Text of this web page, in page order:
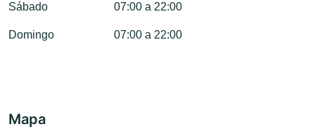
Sábado 07:00 a 22:00
Domingo 07:00 a 22:00
Mapa